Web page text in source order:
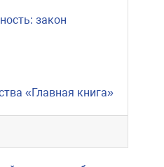
закон
«Главная книга»